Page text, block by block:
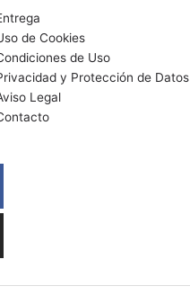
de Cookies
de Uso
y Protección de Datos
Legal